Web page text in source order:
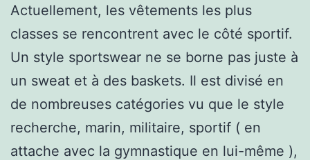
Actuellement, les vêtements les plus
classes se rencontrent avec le côté sportif.
Un style sportswear ne se borne pas juste à
un sweat et à des baskets. Il est divisé en
de nombreuses catégories vu que le style
recherche, marin, militaire, sportif ( en
attache avec la gymnastique en lui-même ),